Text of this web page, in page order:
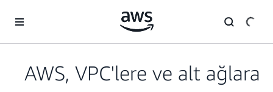
AWS, VPC'lere ve alt ağlara